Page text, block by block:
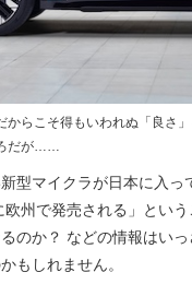
らこそ得もいわれぬ「良さ
だが……
型マイクラが日本に入
州で発売される」とい
のか？ などの情報はい
もしれません。